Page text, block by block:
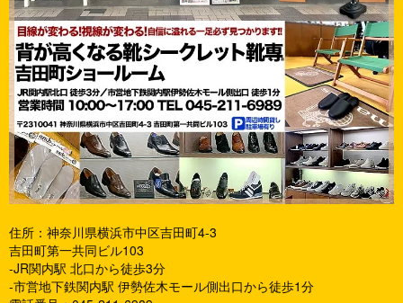
住所：神奈川県横浜市中区吉田町4-3
吉田町第一共同ビル103
-JR関内駅 北口から徒歩3分
-市営地下鉄関内駅 伊勢佐木モール側出口から徒歩1分